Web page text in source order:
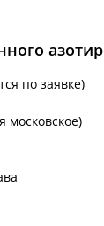
по заявке)
московское)